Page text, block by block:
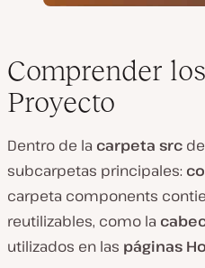
Comprender
Proyecto
Dentro de la carpeta src
subcarpetas principales:
carpeta components
reutilizables, como la
utilizados en las páginas